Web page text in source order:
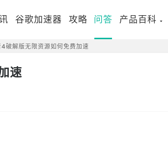
谷歌加速器 攻略 问答 产品百科
破解版无限资源如何免费加速
速